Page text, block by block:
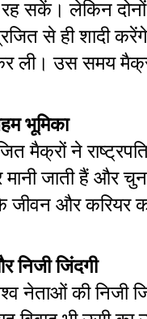
सकें। लेकिन
से ही शादी
ली। उस समय
भूमिका
मैक्रों ने
मानी जाती हैं और
जीवन और करियर
निजी जिंदगी
नेताओं की निजी